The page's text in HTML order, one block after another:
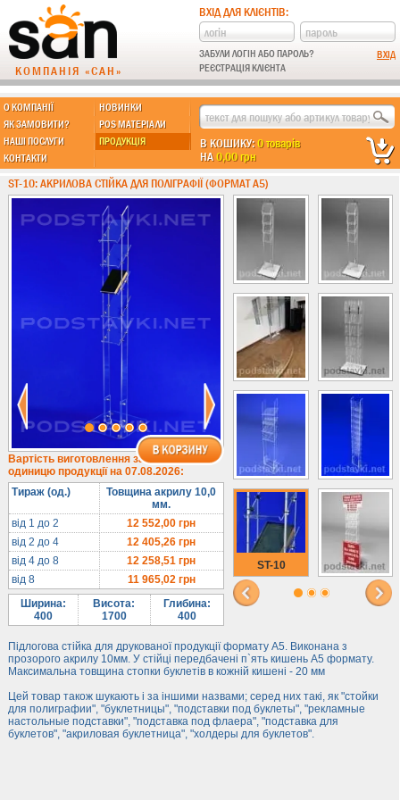
КОМПАНІЯ «САН»
ВХІД ДЛЯ КЛІЄНТІВ:
ЗАБУЛИ ЛОГІН АБО ПАРОЛЬ?
РЕЄСТРАЦІЯ КЛІЄНТА
О КОМПАНІЇ
НОВИНКИ
ЯК ЗАМОВИТИ?
POS МАТЕРІАЛИ
НАШІ ПОСЛУГИ
ПРОДУКЦІЯ
КОНТАКТИ
В КОШИКУ:0 товарів
НА0,00 грн
МЫ ДЕЛАЕМ:
Підставки із пластику
Інформ. стенди
Підлогові стійки
ST-10: АКРИЛОВА СТІЙКА ДЛЯ ПОЛІГРАФІЇ (ФОРМАТ А5)
Вартість виготовлення за
одиницю продукції на 07.08.2026:
Тираж (од.)
Товщина акрилу 10,0
мм.
від 1 до 2
12 552,00 грн
від 2 до 4
12 405,26 грн
від 4 до 8
12 258,51 грн
від 8
11 965,02грн
Ширина:
400
Висота:
1700
Глибина:
400
Підлогова стійка для друкованої продукції формату А5. Виконана з
прозорого акрилу 10мм. У стійці передбачені п`ять кишень А5 формату.
Максимальна товщина стопки буклетів в кожній кишені - 20 мм
Цей товар також шукають і за іншими назвами; серед них такі, як "стойки
для полиграфии", "буклетницы", "подставки под буклеты", "рекламные
настольные подставки", "подставка под флаера", "подставка для
буклетов", "акриловая буклетница", "холдеры для буклетов".
ST-10